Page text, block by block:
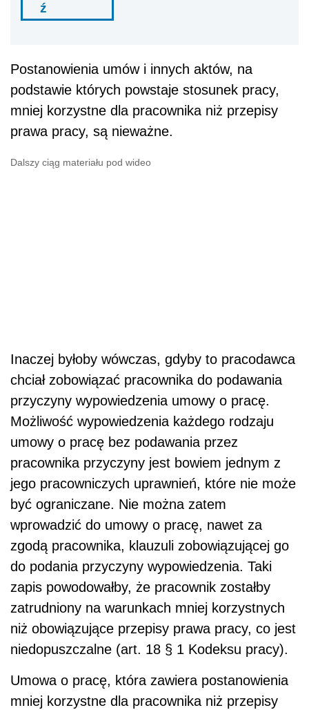
ź
Postanowienia umów i innych aktów, na
podstawie których powstaje stosunek pracy,
mniej korzystne dla pracownika niż przepisy
prawa pracy, są nieważne.
Dalszy ciąg materiału pod wideo
Inaczej byłoby wówczas, gdyby to pracodawca
chciał zobowiązać pracownika do podawania
przyczyny wypowiedzenia umowy o pracę.
Możliwość wypowiedzenia każdego rodzaju
umowy o pracę bez podawania przez
pracownika przyczyny jest bowiem jednym z
jego pracowniczych uprawnień, które nie może
być ograniczane. Nie można zatem
wprowadzić do umowy o pracę, nawet za
zgodą pracownika, klauzuli zobowiązującej go
do podania przyczyny wypowiedzenia. Taki
zapis powodowałby, że pracownik zostałby
zatrudniony na warunkach mniej korzystnych
niż obowiązujące przepisy prawa pracy, co jest
niedopuszczalne (art. 18 § 1 Kodeksu pracy).
Umowa o pracę, która zawiera postanowienia
mniej korzystne dla pracownika niż przepisy